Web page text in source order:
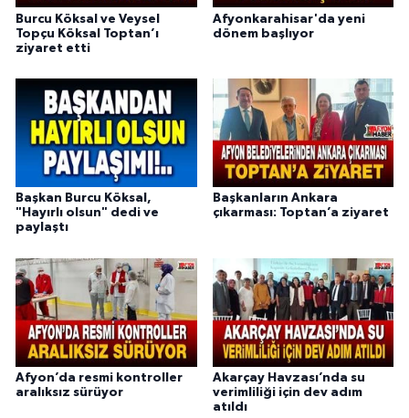
Burcu Köksal ve Veysel
Topçu Köksal Toptan’ı
ziyaret etti
Afyonkarahisar'da yeni
dönem başlıyor
Başkan Burcu Köksal,
"Hayırlı olsun" dedi ve
paylaştı
Başkanların Ankara
çıkarması: Toptan’a ziyaret
Afyon’da resmi kontroller
aralıksız sürüyor
Akarçay Havzası’nda su
verimliliği için dev adım
atıldı